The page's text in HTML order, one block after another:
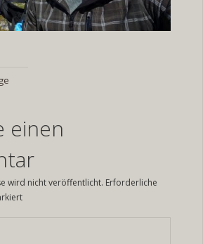
einen
wird nicht veröffentlicht. Erforderliche